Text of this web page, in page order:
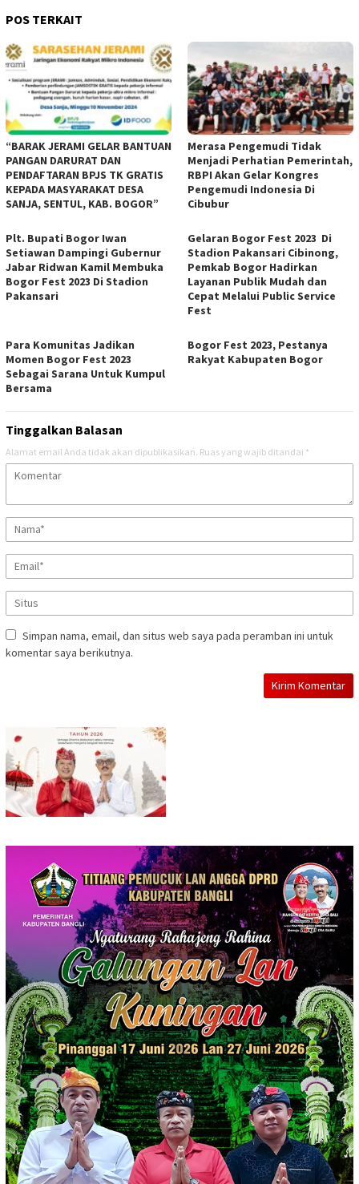
POS TERKAIT
“BARAK JERAMI GELAR BANTUAN
PANGAN DARURAT DAN
PENDAFTARAN BPJS TK GRATIS
KEPADA MASYARAKAT DESA
SANJA, SENTUL, KAB. BOGOR”
Merasa Pengemudi Tidak
Menjadi Perhatian Pemerintah,
RBPI Akan Gelar Kongres
Pengemudi Indonesia Di
Cibubur
Plt. Bupati Bogor Iwan
Setiawan Dampingi Gubernur
Jabar Ridwan Kamil Membuka
Bogor Fest 2023 Di Stadion
Pakansari
Gelaran Bogor Fest 2023 Di
Stadion Pakansari Cibinong,
Pemkab Bogor Hadirkan
Layanan Publik Mudah dan
Cepat Melalui Public Service
Fest
Para Komunitas Jadikan
Momen Bogor Fest 2023
Sebagai Sarana Untuk Kumpul
Bersama
Bogor Fest 2023, Pestanya
Rakyat Kabupaten Bogor
Tinggalkan Balasan
Alamat email Anda tidak akan dipublikasikan. Ruas yang wajib ditandai *
Simpan nama, email, dan situs web saya pada peramban ini untuk
komentar saya berikutnya.